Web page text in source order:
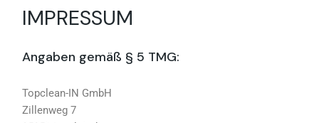
IMPRESSUM
Angaben gemäß § 5 TMG:
Topclean-IN GmbH
Zillenweg 7